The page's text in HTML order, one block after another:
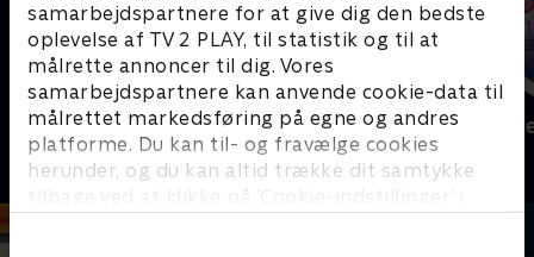
samarbejdspartnere for at give dig den bedste
oplevelse af TV 2 PLAY, til statistik og til at
målrette annoncer til dig. Vores
samarbejdspartnere kan anvende cookie-data til
målrettet markedsføring på egne og andres
platforme. Du kan til- og fravælge cookies
herunder, og du kan altid trække dit samtykke
tilbage ved at klikke på ’Cookie-indstillinger’ i
Sport Fokus
Sport Sport